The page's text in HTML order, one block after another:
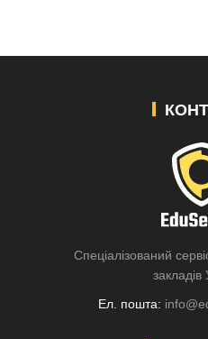
Спеціалізований
закладів
Ел. пошта: